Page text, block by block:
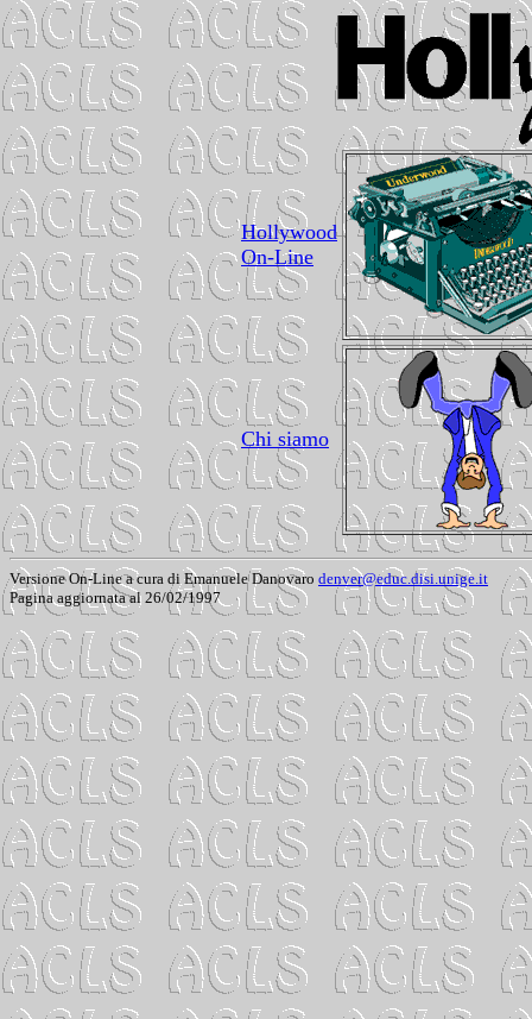
Hollywood
On-Line
Chi siamo
Versione On-Line a cura di Emanuele Danovaro denver@educ.disi.unige.it
Pagina aggiornata al 26/02/1997